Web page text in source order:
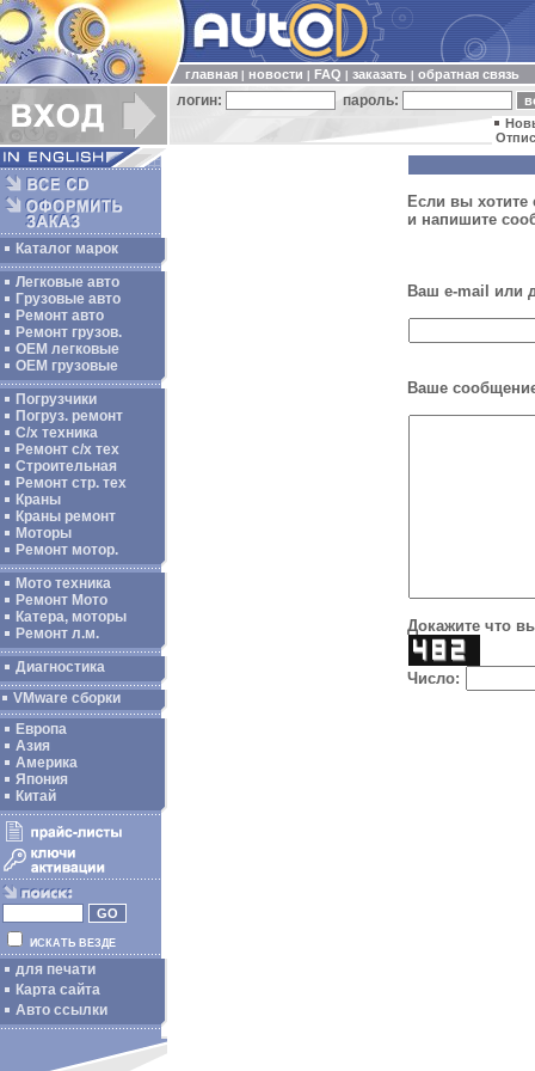
главная новости FAQ заказать обратная связь
логин: пароль:
Каталог марок
Легковые авто
Грузовые авто
Ремонт авто
Ремонт грузов.
ОЕМ легковые
OEM грузовые
Погрузчики
Погруз. ремонт
С/х техника
Ремонт с/х тех
Строительная
Ремонт стр. тех
Краны
Краны ремонт
Моторы
Ремонт мотор.
Мото техника
Ремонт Мото
Катера, моторы
Ремонт л.м.
Диагностика
VMware сборки
Европа
Азия
Америка
Япония
Китай
ИСКАТЬ ВЕЗДЕ
для печати
Карта сайта
Авто ссылки
Если вы хотите
и напишите
Ваш e-mail или
Ваше
Докажите что
Число: